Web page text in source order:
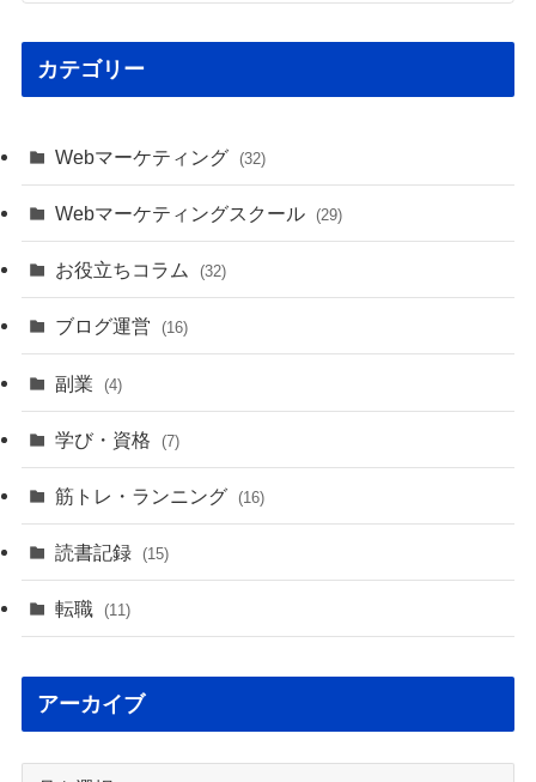
カテゴリー
Webマーケティング (32)
Webマーケティングスクール (29)
お役立ちコラム (32)
ブログ運営 (16)
副業 (4)
学び・資格 (7)
筋トレ・ランニング (16)
読書記録 (15)
転職 (11)
アーカイブ